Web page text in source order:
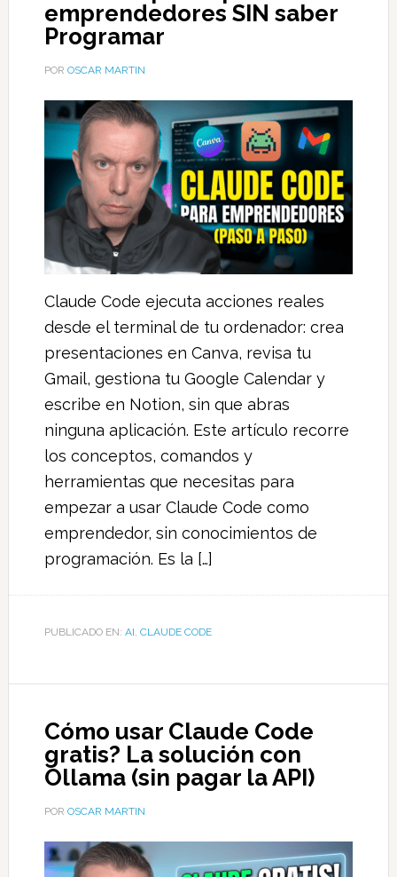
emprendedores SIN saber
Programar
POR OSCAR MARTIN
Claude Code ejecuta acciones reales
desde el terminal de tu ordenador: crea
presentaciones en Canva, revisa tu
Gmail, gestiona tu Google Calendar y
escribe en Notion, sin que abras
ninguna aplicación. Este artículo recorre
los conceptos, comandos y
herramientas que necesitas para
empezar a usar Claude Code como
emprendedor, sin conocimientos de
programación. Es la […]
PUBLICADO EN: AI, CLAUDE CODE
Cómo usar Claude Code
gratis? La solución con
Ollama (sin pagar la API)
POR OSCAR MARTIN